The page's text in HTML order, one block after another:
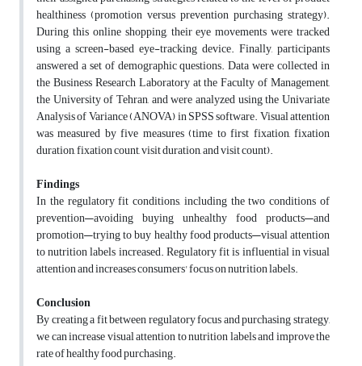
healthiness (promotion versus prevention purchasing strategy).
During this online shopping, their eye movements were tracked
using a screen-based eye-tracking device. Finally, participants
answered a set of demographic questions. Data were collected in
the Business Research Laboratory at the Faculty of Management,
the University of Tehran, and were analyzed using the Univariate
Analysis of Variance (ANOVA) in SPSS software. Visual attention
was measured by five measures (time to first fixation, fixation
duration, fixation count, visit duration, and visit count).
Findings
In the regulatory fit conditions, including the two conditions of
prevention—avoiding buying unhealthy food products—and
promotion—trying to buy healthy food products—visual attention
to nutrition labels increased. Regulatory fit is influential in visual
attention and increases consumers' focus on nutrition labels.
Conclusion
By creating a fit between regulatory focus and purchasing strategy,
we can increase visual attention to nutrition labels and improve the
rate of healthy food purchasing.